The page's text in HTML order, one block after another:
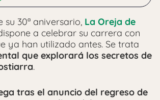
su 30ª aniversario, La Oreja de
a celebrar su carrera con
ya han utilizado antes. Se trata
que explorará los secretos de
.
tras el anuncio del regreso de